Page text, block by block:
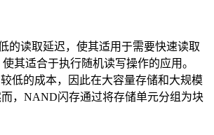
的读取延迟，使其适用于需要快速读取
其适合于执行随机读写操作的应用。
低的成本，因此在大容量存储和大规模
，NAND闪存通过将存储单元分组为块